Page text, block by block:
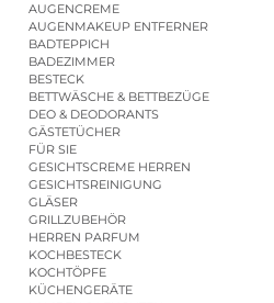
AUGENCREME
AUGENMAKEUP ENTFERNER
BADTEPPICH
BADEZIMMER
BESTECK
BETTWÄSCHE & BETTBEZÜGE
DEO & DEODORANTS
GÄSTETÜCHER
FÜR SIE
GESICHTSCREME HERREN
GESICHTSREINIGUNG
GLÄSER
GRILLZUBEHÖR
HERREN PARFUM
KOCHBESTECK
KOCHTÖPFE
KÜCHENGERÄTE